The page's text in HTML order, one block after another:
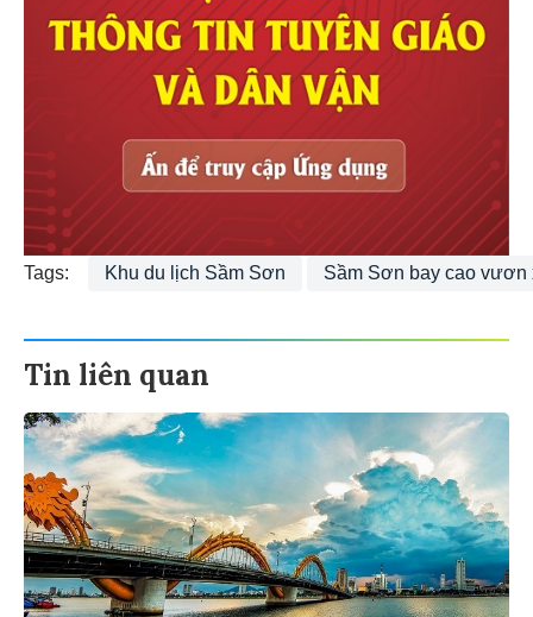
Tags: Khu du lịch Sầm Sơn Sầm Sơn bay cao vươn
Tin liên quan